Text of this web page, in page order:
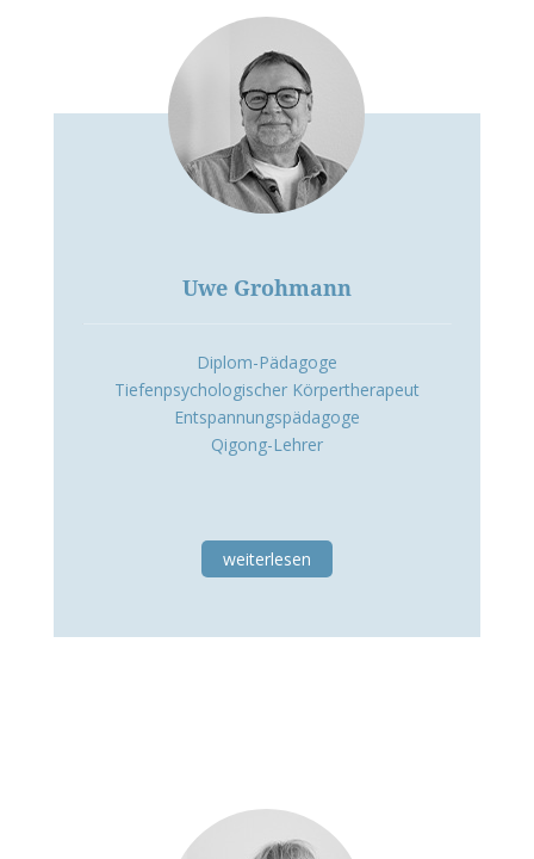
Uwe Grohmann
Diplom-Pädagoge
Tiefenpsychologischer Körpertherapeut
Entspannungspädagoge
Qigong-Lehrer
weiterlesen